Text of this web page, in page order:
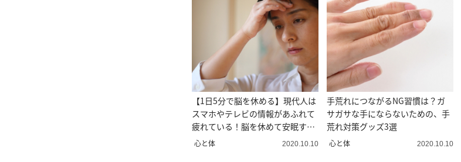
【1日5分で脳を休める】現代人は
スマホやテレビの情報があふれて
疲れている！脳を休めて安眠する
呼吸法とは
心と体 2020.10.10
手荒れにつながるNG習慣は？ガ
サガサな手にならないための、手
荒れ対策グッズ3選
心と体 2020.10.10